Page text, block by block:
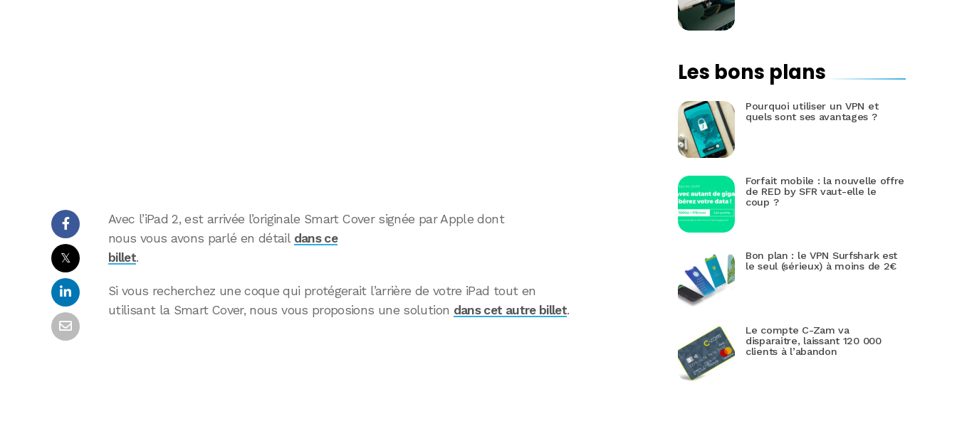
𝕏
Avec l’iPad 2, est arrivée l’originale Smart Cover signée par Apple dont
nous vous avons parlé en détail dans ce
billet.
Si vous recherchez une coque qui protégerait l’arrière de votre iPad tout en
utilisant la Smart Cover, nous vous proposions une solution dans cet autre billet.
Les bons plans
Pourquoi utiliser un VPN et
quels sont ses avantages ?
Forfait mobile : la nouvelle offre
de RED by SFR vaut-elle le
coup ?
Bon plan : le VPN Surfshark est
le seul (sérieux) à moins de 2€
Le compte C-Zam va
disparaitre, laissant 120 000
clients à l’abandon